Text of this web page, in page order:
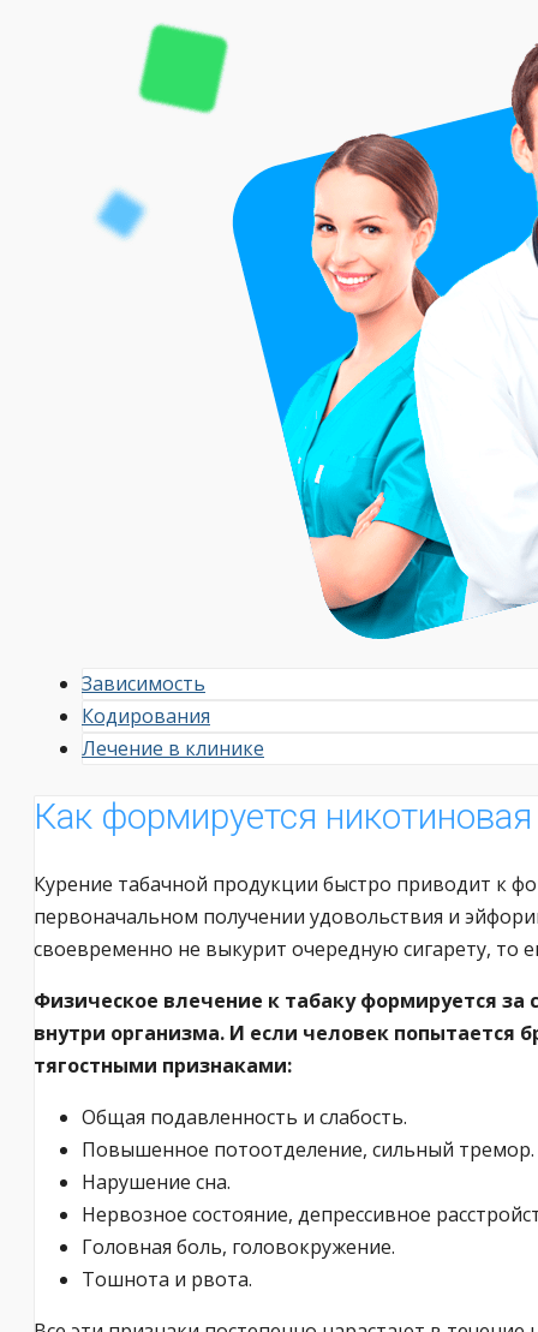
Зависимость
Кодирования
Лечение в клинике
Как формируется
Курение табачной продукции быстро приводит к
первоначальном получении удовольствия и
своевременно не выкурит очередную сигарету, то
Физическое влечение к табаку формируется
внутри организма. И если человек попытается
тягостными признаками:
Общая подавленность и слабость.
Повышенное потоотделение, сильный тремор.
Нарушение сна.
Нервозное состояние, депрессивное
Головная боль, головокружение.
Тошнота и рвота.